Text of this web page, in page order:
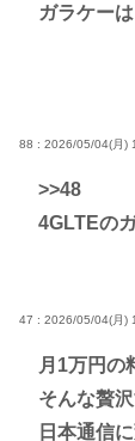
ガラケー
88 : 2026/05/04(月)
>>48
4GLTEの
47 : 2026/05/04(月)
月1万円の
そんな贅
日本通信